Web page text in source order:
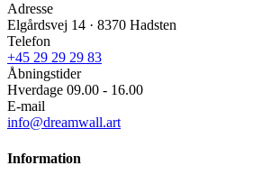
Adresse
Elgårdsvej 14 · 8370 Hadsten
Telefon
+45 29 29 29 83
Åbningstider
Hverdage 09.00 - 16.00
E-mail
info@dreamwall.art
Information